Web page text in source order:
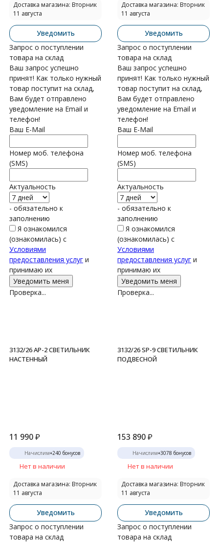
Доставка магазина: Вторник
11 августа
Уведомить
Запрос о поступлении
товара на склад
Ваш запрос успешно
принят! Как только нужный
товар поступит на склад,
Вам будет отправлено
уведомление на Email и
телефон!
Ваш E-Mail
Номер моб. телефона
(SMS)
Актуальность
- обязательно к
заполнению
Я ознакомился
(ознакомилась) с
Условиями
предоставления услуг и
принимаю их
Проверка...
Доставка магазина: Вторник
11 августа
Уведомить
Запрос о поступлении
товара на склад
Ваш запрос успешно
принят! Как только нужный
товар поступит на склад,
Вам будет отправлено
уведомление на Email и
телефон!
Ваш E-Mail
Номер моб. телефона
(SMS)
Актуальность
- обязательно к
заполнению
Я ознакомился
(ознакомилась) с
Условиями
предоставления услуг и
принимаю их
Проверка...
3132/26 AP-2 СВЕТИЛЬНИК
НАСТЕННЫЙ
11 990₽
Начислим+240 бонусов
Нет в наличии
Доставка магазина: Вторник
11 августа
Уведомить
Запрос о поступлении
товара на склад
3132/26 SP-9 СВЕТИЛЬНИК
ПОДВЕСНОЙ
153 890₽
Начислим+3078 бонусов
Нет в наличии
Доставка магазина: Вторник
11 августа
Уведомить
Запрос о поступлении
товара на склад